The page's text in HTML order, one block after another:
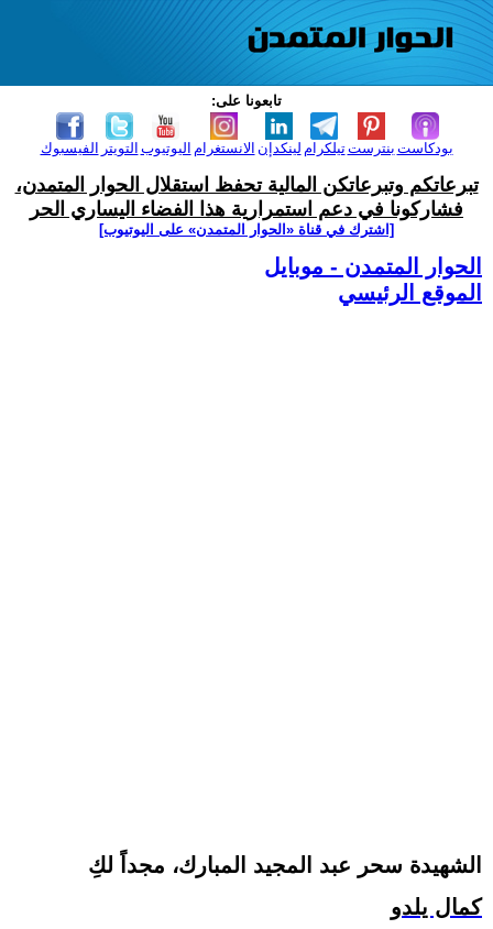
تابعونا على:
الفيسبوك التويتر اليوتيوب الانستغرام لينكدإن تيلكرامبنترست بودكاست
تبرعاتكم وتبرعاتكن المالية تحفظ استقلال الحوار المتمدن،
فشاركونا في دعم استمرارية هذا الفضاء اليساري الحر
[اشترك في قناة ‫«الحوار المتمدن» على اليوتيوب]
الحوار المتمدن - موبايل
الموقع الرئيسي
الشهيدة سحر عبد المجيد المبارك، مجداً لكِ
كمال يلدو